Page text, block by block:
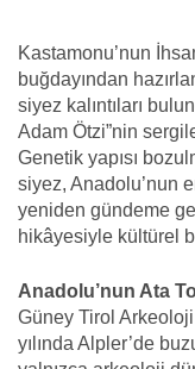
Kastamonu’nun
buğdayından
siyez kalıntıları
Adam Ötzi”nin
Genetik yapısı
siyez, Anadolu’nun
yeniden gündeme
hikâyesiyle kültürel
Anadolu’nun Ata
Güney Tirol
yılında Alpler’de